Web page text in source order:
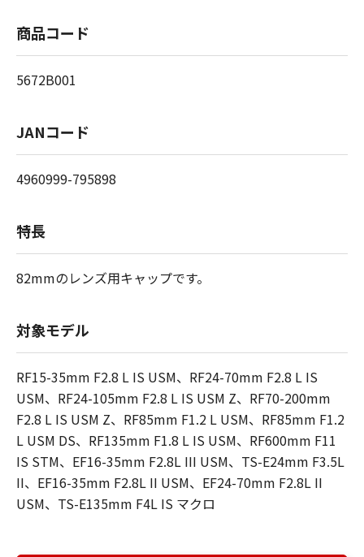
商品コード
5672B001
JANコード
4960999-795898
特長
82mmのレンズ用キャップです。
対象モデル
RF15-35mm F2.8 L IS USM、RF24-70mm F2.8 L IS
USM、RF24-105mm F2.8 L IS USM Z、RF70-200mm
F2.8 L IS USM Z、RF85mm F1.2 L USM、RF85mm F1.2
L USM DS、RF135mm F1.8 L IS USM、RF600mm F11
IS STM、EF16-35mm F2.8L III USM、TS-E24mm F3.5L
II、EF16-35mm F2.8L II USM、EF24-70mm F2.8L II
USM、TS-E135mm F4L IS マクロ